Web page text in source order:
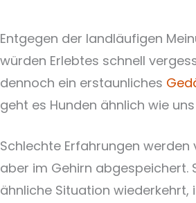
Entgegen der landläufigen
würden Erlebtes schnell
dennoch ein erstaunliches
geht es Hunden ähnlich wie
Schlechte Erfahrungen werden
aber im Gehirn abgespeichert.
ähnliche Situation wiederkehrt,